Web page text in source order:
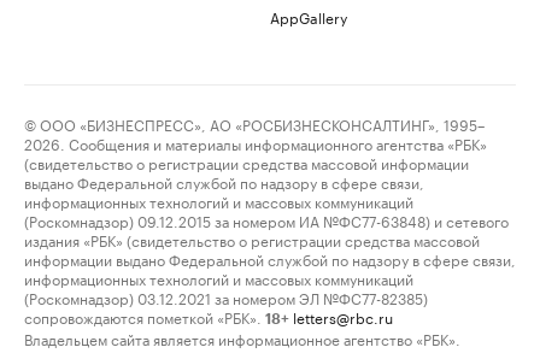
AppGallery
© ООО «БИЗНЕСПРЕСС», АО «РОСБИЗНЕСКОНСАЛТИНГ», 1995–
2026. Сообщения и материалы информационного агентства «РБК»
(свидетельство о регистрации средства массовой информации
выдано Федеральной службой по надзору в сфере связи,
информационных технологий и массовых коммуникаций
(Роскомнадзор) 09.12.2015 за номером ИА №ФС77-63848) и сетевого
издания «РБК» (свидетельство о регистрации средства массовой
информации выдано Федеральной службой по надзору в сфере связи,
информационных технологий и массовых коммуникаций
(Роскомнадзор) 03.12.2021 за номером ЭЛ №ФС77-82385)
сопровождаются пометкой «РБК».
18+ letters@rbc.ru
Владельцем сайта является информационное агентство «РБК».